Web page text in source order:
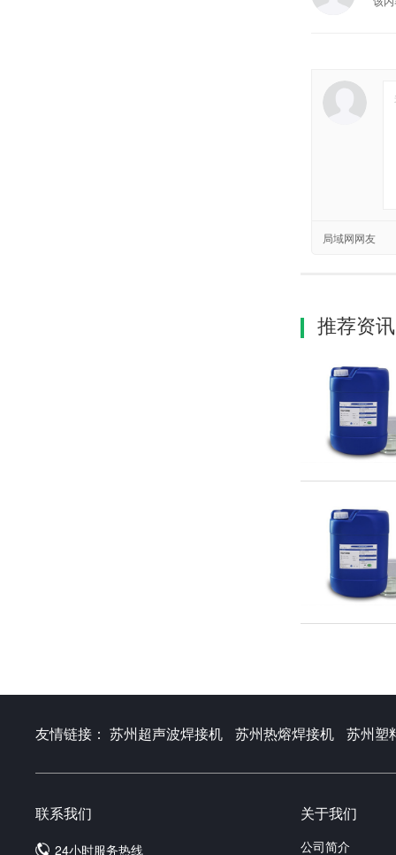
局域网网友
推荐资讯
友情链接： 苏州超声波焊接机 苏州热熔焊接机 苏州塑
联系我们
24小时服务热线
关于我们
公司简介